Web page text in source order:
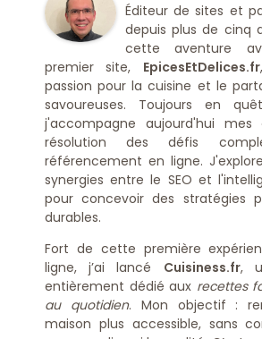
Éditeur de sites et
depuis plus de cinq
cette aventure
premier site, EpicesEtDelices.fr
passion pour la cuisine et le
savoureuses. Toujours en
j'accompagne aujourd'hui
résolution des défis
référencement en ligne.
synergies entre le SEO et
pour concevoir des stratégies
durables.
Fort de cette première
ligne, j’ai lancé Cuisiness.fr,
entièrement dédié aux recettes
au quotidien. Mon objectif :
maison plus accessible, sans